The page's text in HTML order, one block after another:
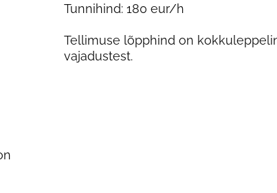
Tunnihind: 180 eur/h
Tellimuse lõpphind on
vajadustest.